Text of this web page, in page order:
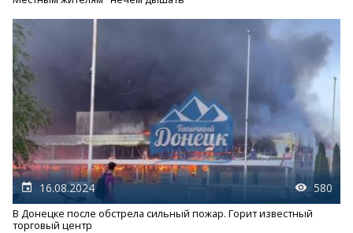
16.08.2024 580
В Донецке после обстрела сильный пожар. Горит известный
торговый центр